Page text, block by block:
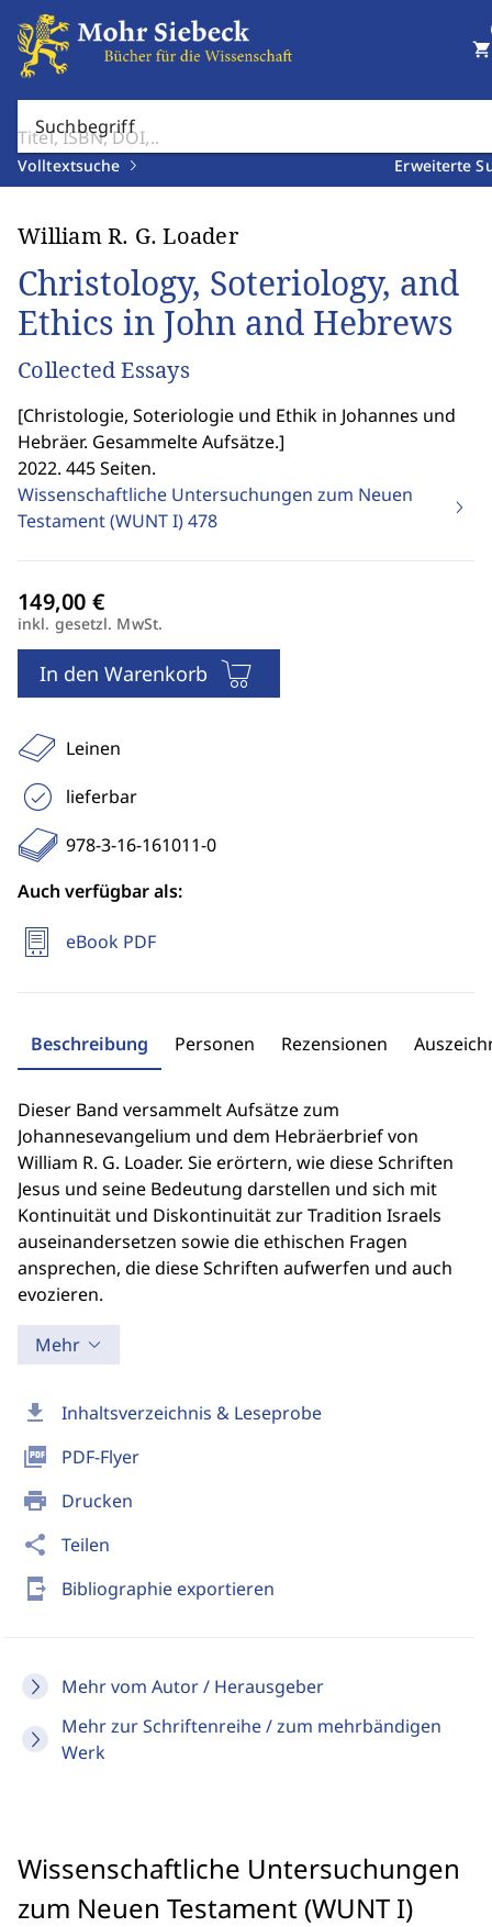
Suchbegriff
Volltextsuche Erweiterte
shopping_cart
download Inhaltsverzeichnis & Leseprobe
picture_as_pdf PDF-Flyer
print Drucken
share Teilen
send_to_mobile Bibliographie exportieren
Mehr vom Autor / Herausgeber
Mehr zur Schriftenreihe / zum mehrbändigen
Werk
William R. G. Loader
Christology, Soteriology, and
Ethics in John and Hebrews
Collected Essays
[Christologie, Soteriologie und Ethik in Johannes und
Hebräer. Gesammelte Aufsätze.]
2022. 445 Seiten.
Wissenschaftliche Untersuchungen zum Neuen
Testament (WUNT I)478
inkl. gesetzl. MwSt.
In den Warenkorb
Leinen
lieferbar
978-3-16-161011-0
Auch verfügbar als:
eBook PDF
Beschreibung Personen Rezensionen
Dieser Band versammelt Aufsätze zum
Johannesevangelium und dem Hebräerbrief von
William R. G. Loader. Sie erörtern, wie diese Schriften
Jesus und seine Bedeutung darstellen und sich mit
Kontinuität und Diskontinuität zur Tradition Israels
auseinandersetzen sowie die ethischen Fragen
ansprechen, die diese Schriften aufwerfen und auch
evozieren.
Mehr
Wissenschaftliche Untersuchungen
zum Neuen Testament (WUNT I)